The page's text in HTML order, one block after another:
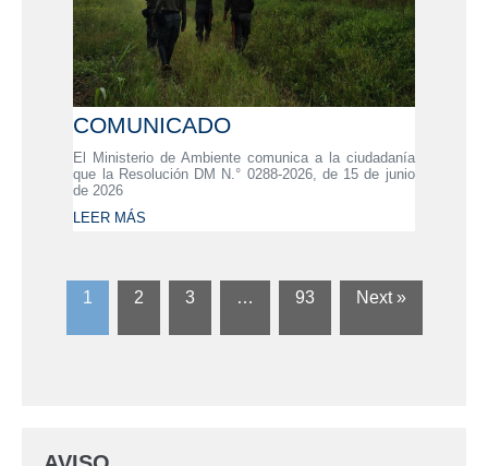
COMUNICADO
El Ministerio de Ambiente comunica a la ciudadanía
que la Resolución DM N.° 0288-2026, de 15 de junio
de 2026
LEER MÁS
1 2 3 … 93 Next »